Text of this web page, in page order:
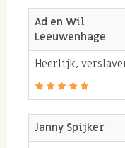
Tip: probeer nu ook
hazelnoten in dop!
Bestel nu online de
ons op de markt!
Oorsprong
Ad en Wil
Leeuwenhage
Heerlijk,
Janny Spijker